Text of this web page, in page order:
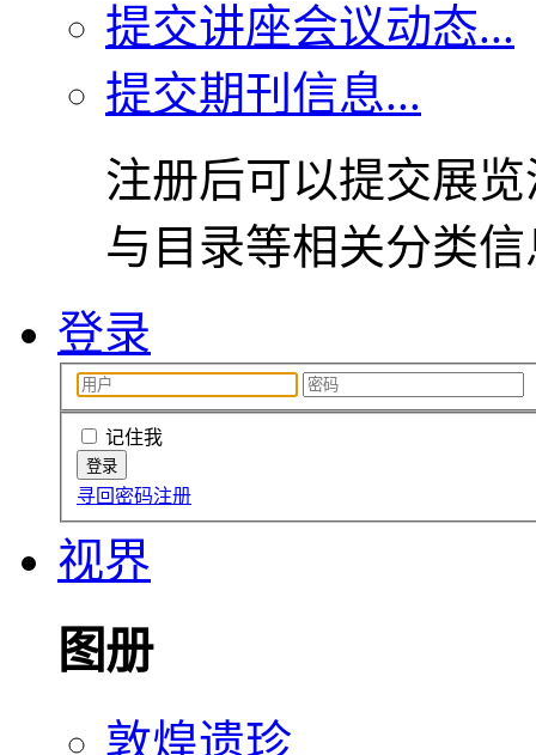
提交讲座会议动态...
提交期刊信息...
注册后可以提交展
与目录等相关分类
登录
记住我
寻回密码注册
视界
图册
敦煌遗珍